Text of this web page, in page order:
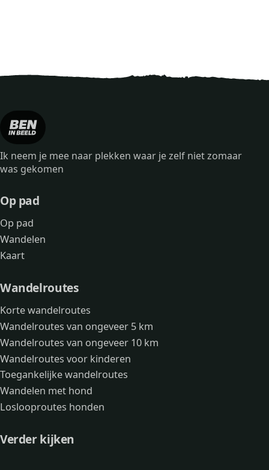
Ik neem je mee naar plekken waar je zelf niet zomaar
was gekomen
Op pad
Op pad
Wandelen
Kaart
Wandelroutes
Korte wandelroutes
Wandelroutes van ongeveer 5 km
Wandelroutes van ongeveer 10 km
Wandelroutes voor kinderen
Toegankelijke wandelroutes
Wandelen met hond
Loslooproutes honden
Verder kijken